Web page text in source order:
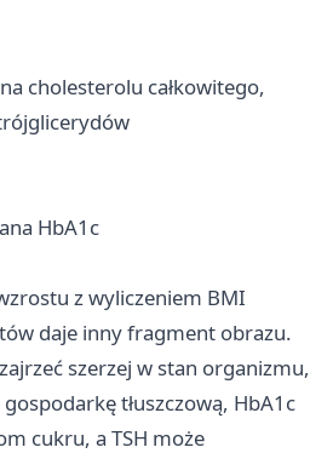
cholesterolu całkowitego,
HbA1c
z wyliczeniem BMI
daje inny fragment obrazu.
szerzej w stan organizmu,
tłuszczową, HbA1c
cukru, a TSH może